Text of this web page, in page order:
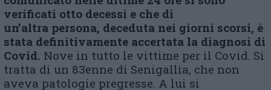
verificati otto decessi e che di
un’altra persona, deceduta nei giorni scorsi, è
stata definitivamente accertata la diagnosi di
Covid. Nove in tutto le vittime per il Covid. Si
tratta di un 83enne di Senigallia, che non
aveva patologie pregresse. A lui si